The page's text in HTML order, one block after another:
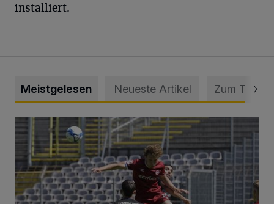
installiert.
Meistgelesen Neueste Artikel Zum Thema
WSV: Übertragung im Barmer Bahnhof und klare Ansage